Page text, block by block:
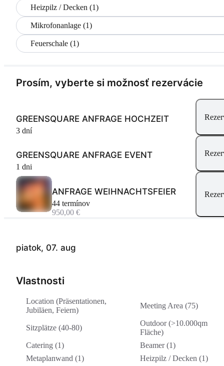
Heizpilz / Decken (1)
Mikrofonanlage (1)
Feuerschale (1)
piatok, 07. aug
Vlastnosti
Location (Präsentationen,
Jubiläen, Feiern)
Meeting Area (75)
Sitzplätze (40-80)
Outdoor (>10.000qm
Fläche)
Catering (1)
Beamer (1)
Metaplanwand (1)
Heizpilz / Decken (1)
Prosím, vyberte si možnosť rezervácie
GREENSQUARE ANFRAGE HOCHZEIT
3 dní
GREENSQUARE ANFRAGE EVENT
1 dni
ANFRAGE WEIHNACHTSFEIER
44 termínov
950,00 €